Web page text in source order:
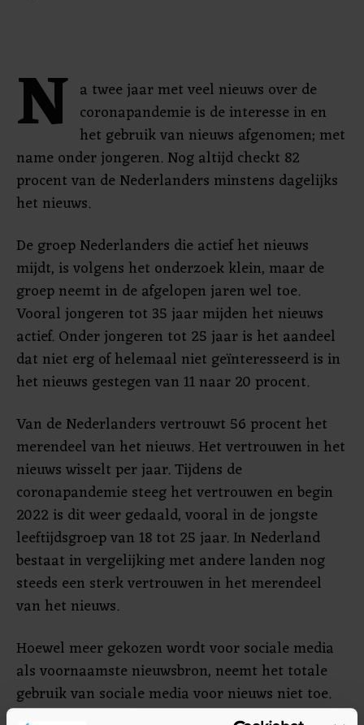
N a twee jaar met veel nieuws over de
coronapandemie is de interesse in en
het gebruik van nieuws afgenomen; met
name onder jongeren. Nog altijd checkt 82
procent van de Nederlanders minstens dagelijks
het nieuws.
De groep Nederlanders die actief het nieuws
mijdt, is volgens het onderzoek klein, maar de
groep neemt in de afgelopen jaren wel toe.
Vooral jongeren tot 35 jaar mijden het nieuws
actief. Onder jongeren tot 25 jaar is het aandeel
dat niet erg of helemaal niet geïnteresseerd is in
het nieuws gestegen van 11 naar 20 procent.
Van de Nederlanders vertrouwt 56 procent het
merendeel van het nieuws. Het vertrouwen in het
nieuws wisselt per jaar. Tijdens de
coronapandemie steeg het vertrouwen en begin
2022 is dit weer gedaald, vooral in de jongste
leeftijdsgroep van 18 tot 25 jaar. In Nederland
bestaat in vergelijking met andere landen nog
steeds een sterk vertrouwen in het merendeel
van het nieuws.
Hoewel meer gekozen wordt voor sociale media
als voornaamste nieuwsbron, neemt het totale
gebruik van sociale media voor nieuws niet toe.
Ruim de helft van de Nederlanders neemt nieuws